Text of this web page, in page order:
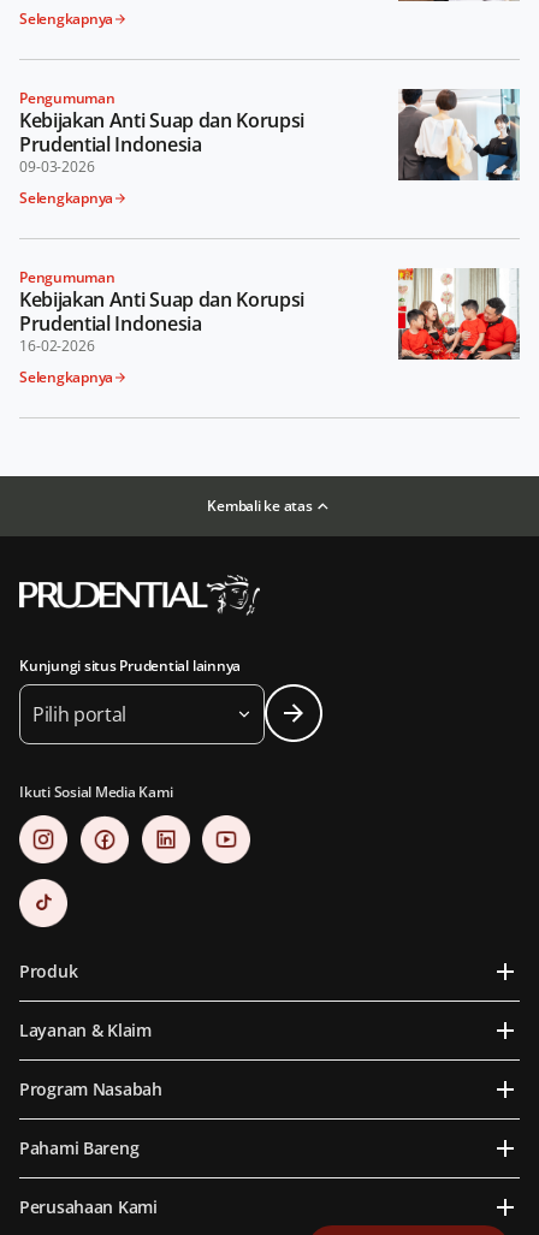
Selengkapnya
Pengumuman
Kebijakan Anti Suap dan Korupsi
Prudential Indonesia
09-03-2026
Selengkapnya
Pengumuman
Kebijakan Anti Suap dan Korupsi
Prudential Indonesia
16-02-2026
Selengkapnya
Kembali ke atas
Kunjungi situs Prudential lainnya
Pilih portal
Ikuti Sosial Media Kami
Produk
Layanan & Klaim
Program Nasabah
Pahami Bareng
Perusahaan Kami